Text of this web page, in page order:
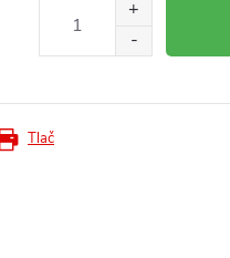
Tlač